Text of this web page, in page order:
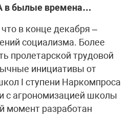
А в былые времена…
в конце декабря –
социализма. Более
пролетарской трудовой
инициативы от
I ступени Наркомпроса
с агрономизацией школы
момент разработан